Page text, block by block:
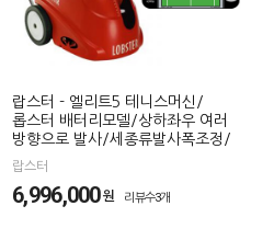
랍스터 - 엘리트5 테니스머신/
롭스터 배터리모델/상하좌우 여러
방향으로 발사/세종류발사폭조정/
랍스터
6,996,000원 리뷰수3개